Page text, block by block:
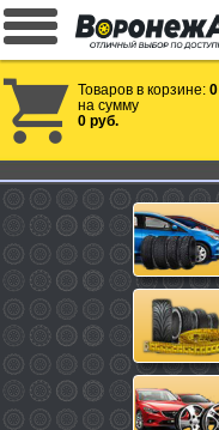
Товаров в корзине: 0
на сумму
0 руб.